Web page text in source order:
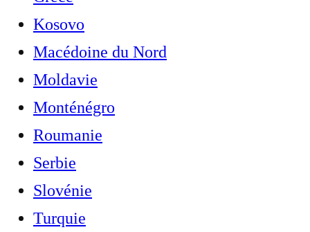
Kosovo
Macédoine du Nord
Moldavie
Monténégro
Roumanie
Serbie
Slovénie
Turquie